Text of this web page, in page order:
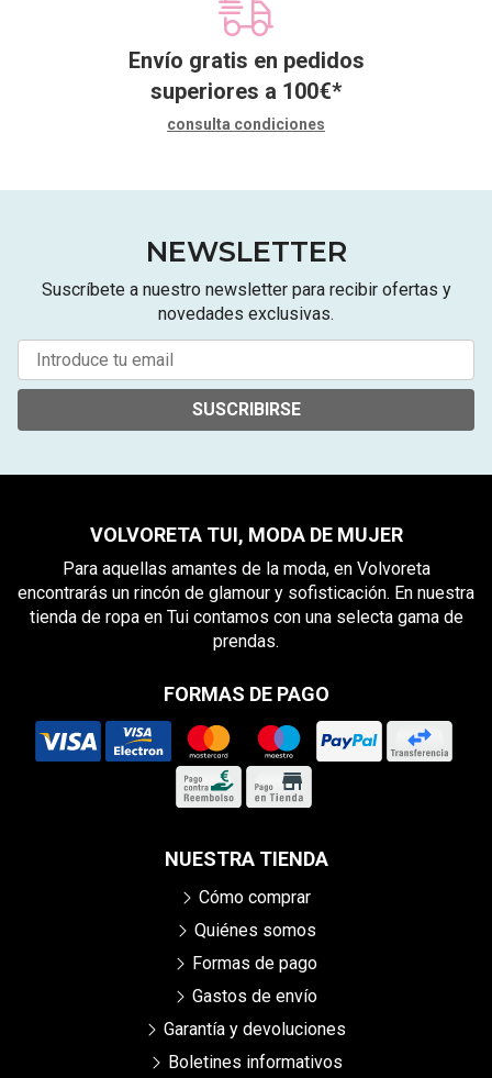
Envío gratis en pedidos
superiores a 100€*
consulta condiciones
NEWSLETTER
Suscríbete a nuestro newsletter para recibir ofertas y
novedades exclusivas.
SUSCRIBIRSE
VOLVORETA TUI, MODA DE MUJER
Para aquellas amantes de la moda, en Volvoreta
encontrarás un rincón de glamour y sofisticación. En nuestra
tienda de ropa en Tui contamos con una selecta gama de
prendas.
FORMAS DE PAGO
NUESTRA TIENDA
Cómo comprar
Quiénes somos
Formas de pago
Gastos de envío
Garantía y devoluciones
Boletines informativos